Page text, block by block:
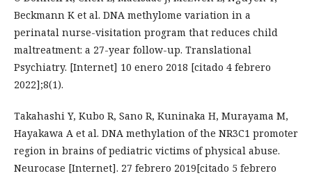
Beckmann K et al. DNA methylome variation in a
perinatal nurse-visitation program that reduces child
maltreatment: a 27-year follow-up. Translational
Psychiatry. [Internet] 10 enero 2018 [citado 4 febrero
2022];8(1).
Takahashi Y, Kubo R, Sano R, Kuninaka H, Murayama M,
Hayakawa A et al. DNA methylation of the NR3C1 promoter
region in brains of pediatric victims of physical abuse.
Neurocase [Internet]. 27 febrero 2019[citado 5 febrero